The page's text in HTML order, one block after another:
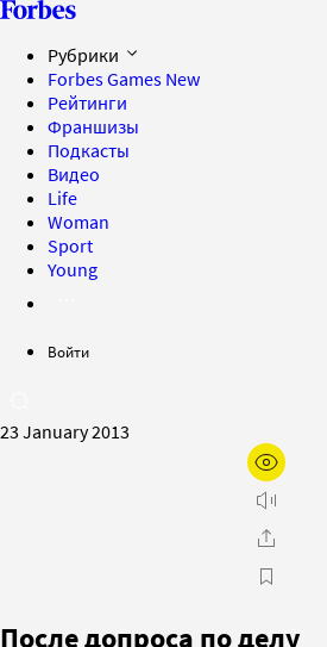
Рубрики
Forbes Games New
Рейтинги
Франшизы
Подкасты
Видео
Life
Woman
Sport
Young
Войти
23 January 2013
После допроса по делу